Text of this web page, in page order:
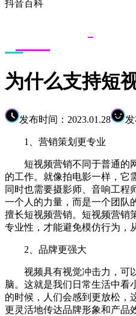
抖音百科
为什么支持短
发布时间：2023.01.28
1、营销策划更专业
短视频营销不同于普通的
的工作。就像拍电影一样，它
同时也需要摄影师、音响工程
一个人的力量，而是一个团队
擅长短视频营销。短视频营销
专业性，才能避免模仿行为，
2、品牌更强大
视频具有视觉冲击力，可
脑。这就是我们日常生活中看
的时候，人们会感到更放松，
更灵活地传达品牌形象和产品